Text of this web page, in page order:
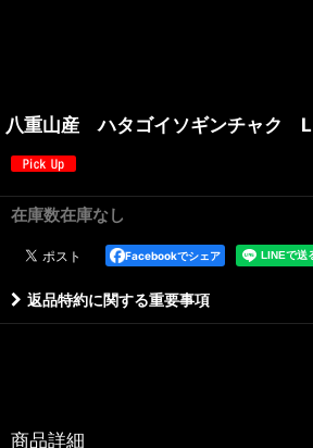
八重山産 ハタゴイソギンチャク L
在庫数在庫なし
Facebookでシェア
返品特約に関する重要事項
商品詳細